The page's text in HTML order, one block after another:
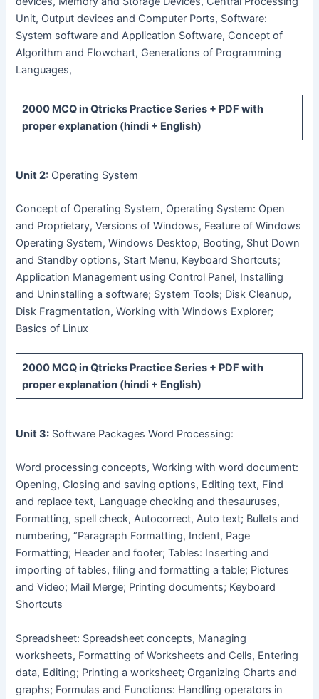
Unit, Output devices and Computer Ports, Software:
System software and Application Software, Concept of
Algorithm and Flowchart, Generations of Programming
Languages,
2000 MCQin Qtricks Practice Series + PDF with
proper explanation (hindi + English)
Unit 2: Operating System
Concept of Operating System, Operating System: Open
and Proprietary, Versions of Windows, Feature of Windows
Operating System, Windows Desktop, Booting, Shut Down
and Standby options, Start Menu, Keyboard Shortcuts;
Application Management using Control Panel, Installing
and Uninstalling a software; System Tools; Disk Cleanup,
Disk Fragmentation, Working with Windows Explorer;
Basics of Linux
2000 MCQin Qtricks Practice Series + PDF with
proper explanation (hindi + English)
Unit 3: Software Packages Word Processing:
Word processing concepts, Working with word document:
Opening, Closing and saving options, Editing text, Find
and replace text, Language checking and thesauruses,
Formatting, spell check, Autocorrect, Auto text; Bullets and
numbering, “Paragraph Formatting, Indent, Page
Formatting; Header and footer; Tables: Inserting and
importing of tables, filing and formatting a table; Pictures
and Video; Mail Merge; Printing documents; Keyboard
Shortcuts
Spreadsheet: Spreadsheet concepts, Managing
worksheets, Formatting of Worksheets and Cells, Entering
data, Editing; Printing a worksheet; Organizing Charts and
graphs; Formulas and Functions: Handling operators in